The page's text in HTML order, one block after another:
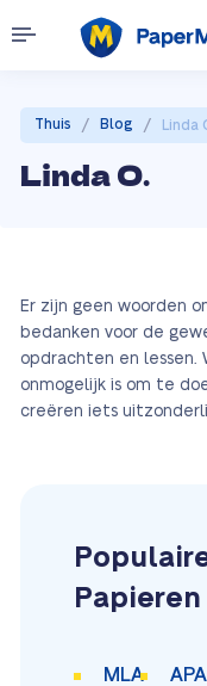
Thuis / Blog / Linda
Linda O.
Er zijn geen woorden
bedanken voor de
opdrachten en lessen.
onmogelijk is om te
creëren iets
Papieren
MLA
APA